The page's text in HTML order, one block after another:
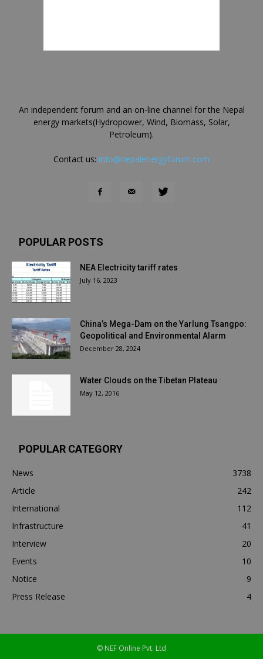
An independent forum and an on-line channel for the Nepal
energy markets(Hydropower, Wind, Biomass, Solar,
Petroleum).
Contact us: info@nepalenergyforum.com
POPULAR POSTS
NEA Electricity tariff rates
July 16, 2023
China’s Mega-Dam on the Yarlung Tsangpo:
Geopolitical and Environmental Alarm
December 28, 2024
Water Clouds on the Tibetan Plateau
May 12, 2016
POPULAR CATEGORY
News
3738
Article
242
International
112
Infrastructure
41
Interview
20
Events
10
Notice
9
Press Release
4
© NEF Online Pvt. Ltd